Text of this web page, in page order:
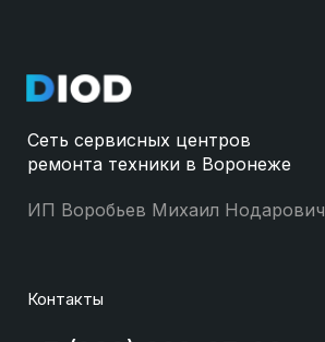
Сеть сервисных центров
ремонта техники в Воронеже
ИП Воробьев Михаил Нодарович
Контакты